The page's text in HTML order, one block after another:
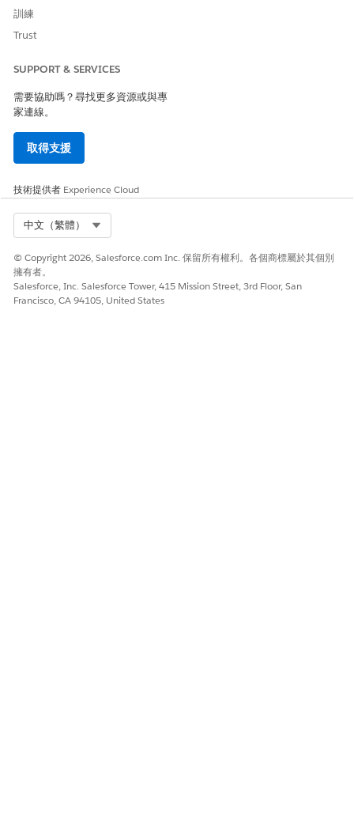
訓練
Trust
SUPPORT & SERVICES
需要協助嗎？尋找更多資源或與專
家連線。
取得支援
技術提供者 Experience Cloud
中文（繁體）
© Copyright 2026, Salesforce.com Inc. 保留所有權利。各個商標屬於其個別
擁有者。
Salesforce, Inc. Salesforce Tower, 415 Mission Street, 3rd Floor, San
Francisco, CA 94105, United States